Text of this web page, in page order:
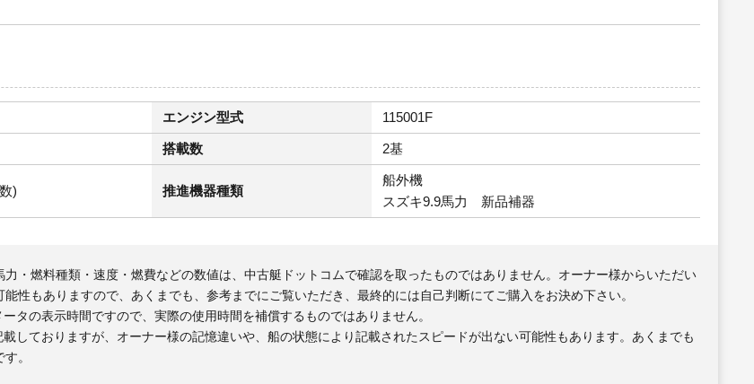
エンジン型式 115001F
搭載数 2基
) 推進機器種類
船外機
スズキ9.9馬力 新品補器
・燃料種類・速度・燃費などの数値は、中古艇ドットコムで確認を取ったものではありません。オーナー様からいただい
性もありますので、あくまでも、参考までにご覧いただき、最終的には自己判断にてご購入をお決め下さい。
の表示時間ですので、実際の使用時間を補償するものではありません。
しておりますが、オーナー様の記憶違いや、船の状態により記載されたスピードが出ない可能性もあります。あくまでも
。